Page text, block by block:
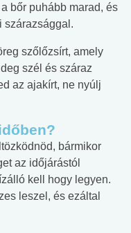
bőr puhább marad, és
szárazsággal.
szőlőzsírt, amely
szél és száraz
az ajakírt, ne nyúlj
bármikor
az időjárástól
kell hogy legyen.
leszel, és ezáltal